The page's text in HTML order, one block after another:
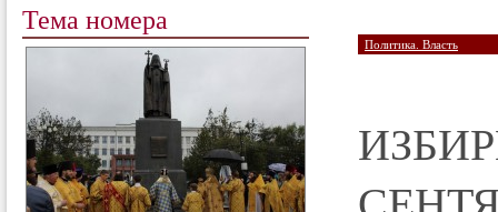
Тема номера
Политика. Власть